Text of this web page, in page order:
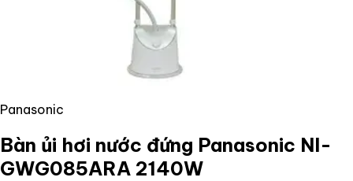
Panasonic
Bàn ủi hơi nước đứng Panasonic NI-
GWG085ARA 2140W